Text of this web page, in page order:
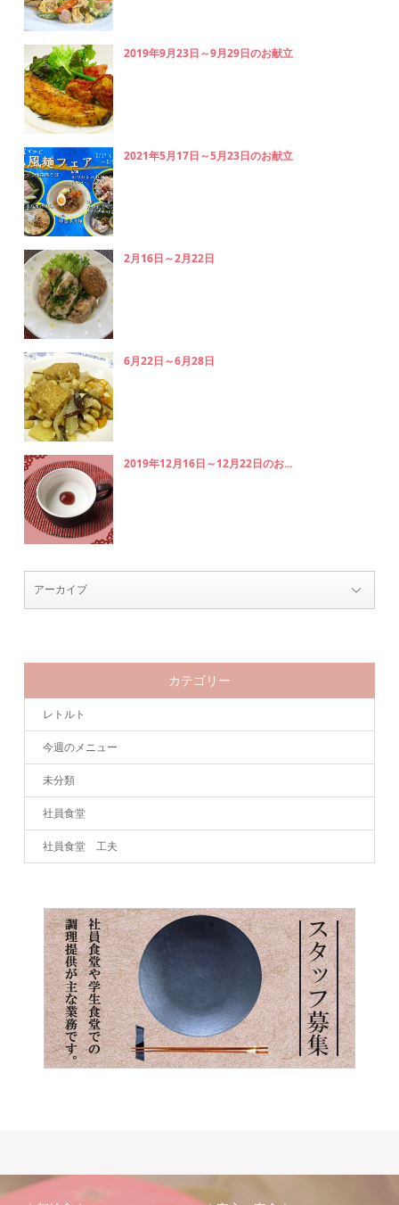
2019年9月23日～9月29日のお献立
2021年5月17日～5月23日のお献立
2月16日～2月22日
6月22日～6月28日
2019年12月16日～12月22日のお...
カテゴリー
レトルト
今週のメニュー
未分類
社員食堂
社員食堂 工夫